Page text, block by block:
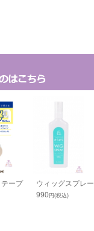
ープ
ウィッグスプレー
990円(税込)